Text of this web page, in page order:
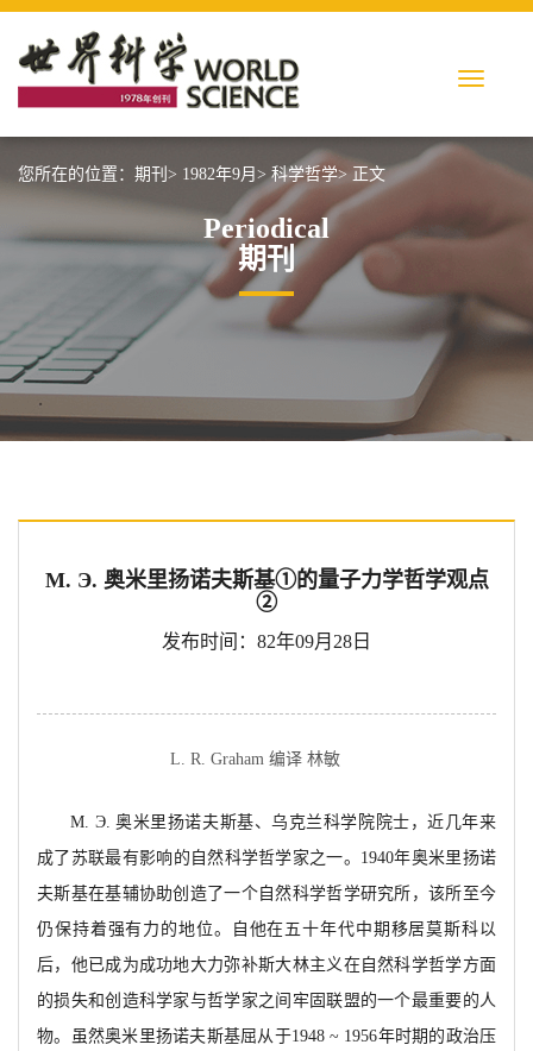
您所在的位置： 期刊> 1982年9月> 科学哲学> 正文
Periodical
期刊
M. Э. 奥米里扬诺夫斯基①的量子力学哲学观点
②
发布时间：82年09月28日
L. R. Graham 编译 林敏
M. Э. 奥米里扬诺夫斯基、乌克兰科学院院士，近几年来
成了苏联最有影响的自然科学哲学家之一。1940年奥米里扬诺
夫斯基在基辅协助创造了一个自然科学哲学研究所，该所至今
仍保持着强有力的地位。自他在五十年代中期移居莫斯科以
后，他已成为成功地大力弥补斯大林主义在自然科学哲学方面
的损失和创造科学家与哲学家之间牢固联盟的一个最重要的人
物。虽然奥米里扬诺夫斯基屈从于1948~ 1956年时期的政治压